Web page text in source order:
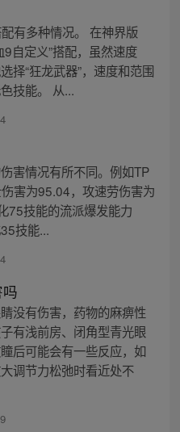
有多种情况。 在神界版
自定义”搭配，虽然速度
择“狂龙武器”，速度和范围
技能。 从...
害情况有所不同。例如TP
害为95.04，攻速劳伤害为
75技能的流派爆发能力
技能...
没有伤害，药物的麻痹性
有浅前房、闭角型青光眼
后可能会有一些反应，如
调节力松弛时看近处不